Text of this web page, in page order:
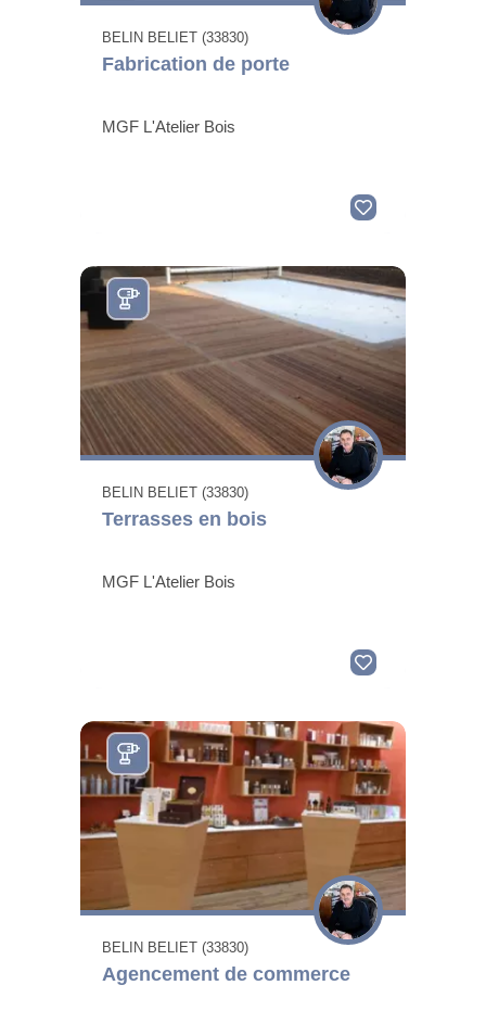
BELIN BELIET (33830)
Fabrication de porte
MGF L'Atelier Bois
BELIN BELIET (33830)
Terrasses en bois
MGF L'Atelier Bois
BELIN BELIET (33830)
Agencement de commerce